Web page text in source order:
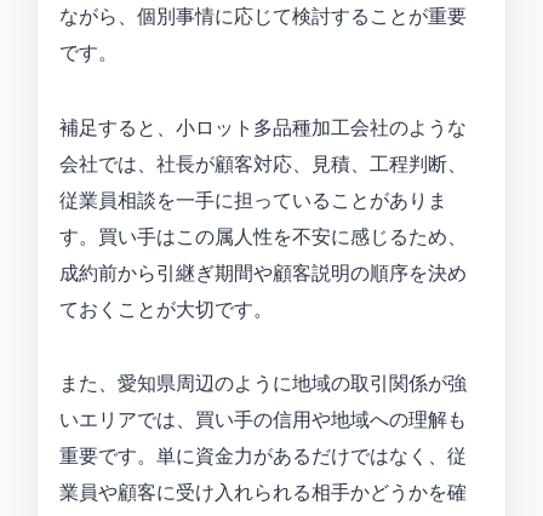
ながら、個別事情に応じて検討することが重要
です。
補足すると、小ロット多品種加工会社のような
会社では、社長が顧客対応、見積、工程判断、
従業員相談を一手に担っていることがありま
す。買い手はこの属人性を不安に感じるため、
成約前から引継ぎ期間や顧客説明の順序を決め
ておくことが大切です。
また、愛知県周辺のように地域の取引関係が強
いエリアでは、買い手の信用や地域への理解も
重要です。単に資金力があるだけではなく、従
業員や顧客に受け入れられる相手かどうかを確